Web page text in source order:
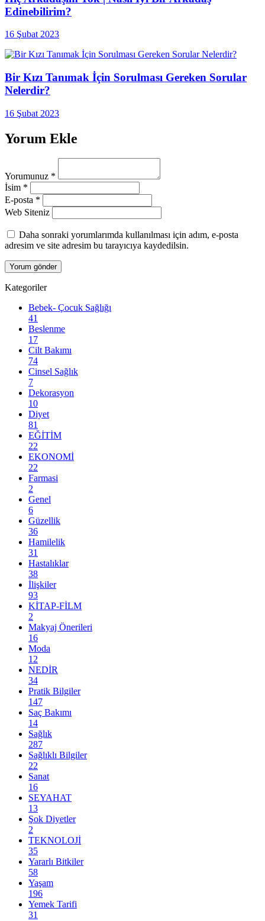
Edinebilirim?
16 Şubat 2023
Bir Kızı Tanımak İçin Sorulması Gereken Sorular
Nelerdir?
16 Şubat 2023
Yorum Ekle
Yorumunuz *
İsim *
E-posta *
Web Siteniz
Daha sonraki yorumlarımda kullanılması için adım, e-posta
adresim ve site adresim bu tarayıcıya kaydedilsin.
Kategoriler
Bebek- Çocuk Sağlığı
41
Beslenme
17
Cilt Bakımı
74
Cinsel Sağlık
7
Dekorasyon
10
Diyet
81
EĞİTİM
22
EKONOMİ
22
Farmasi
2
Genel
6
Güzellik
36
Hamilelik
31
Hastalıklar
38
İlişkiler
93
KİTAP-FİLM
2
Makyaj Önerileri
16
Moda
12
NEDİR
34
Pratik Bilgiler
147
Saç Bakımı
14
Sağlık
287
Sağlıklı Bilgiler
22
Sanat
16
SEYAHAT
13
Şok Diyetler
2
TEKNOLOJİ
35
Yararlı Bitkiler
58
Yaşam
196
Yemek Tarifi
31